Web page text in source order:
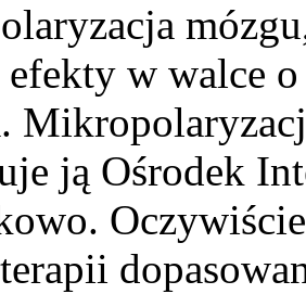
efekty w walce
ją Ośrodek